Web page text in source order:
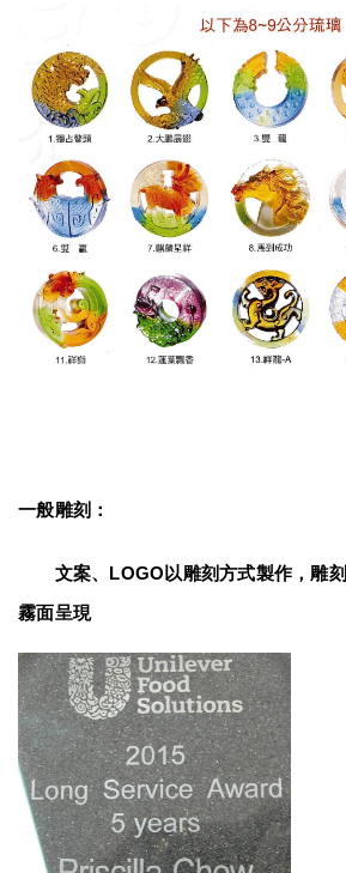
一般雕刻：
文案、LOGO以雕刻方式製作，雕刻
霧面呈現